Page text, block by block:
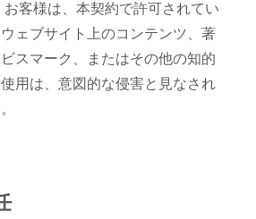
客様は、本契約で許可されてい
ェブサイト上のコンテンツ、著
スマーク、またはその他の知的
用は、意図的な侵害と見なされ